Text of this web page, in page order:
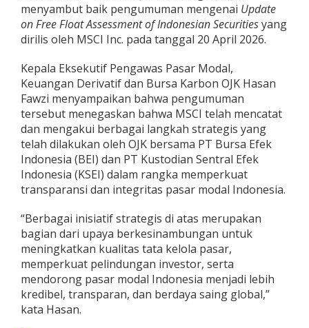
n
d
o
n
s
i
M
e
n
d
a
p
a
t
e
n
g
a
k
u
a
menyambut baik pengumuman mengenai Update
on Free Float Assessment of Indonesian Securitiesyang
dirilis oleh MSCI Inc. pada tanggal 20 April 2026.
Kepala Eksekutif Pengawas Pasar Modal,
Keuangan Derivatif dan Bursa Karbon OJK Hasan
Fawzi menyampaikan bahwa pengumuman
tersebut menegaskan bahwa MSCI telah mencatat
dan mengakui berbagai langkah strategis yang
telah dilakukan oleh OJK bersama PT Bursa Efek
Indonesia (BEI) dan PT Kustodian Sentral Efek
Indonesia (KSEI) dalam rangka memperkuat
transparansi dan integritas pasar modal Indonesia.
“Berbagai inisiatif strategis di atas merupakan
bagian dari upaya berkesinambungan untuk
meningkatkan kualitas tata kelola pasar,
memperkuat pelindungan investor, serta
mendorong pasar modal Indonesia menjadi lebih
kredibel, transparan, dan berdaya saing global,”
kata Hasan.